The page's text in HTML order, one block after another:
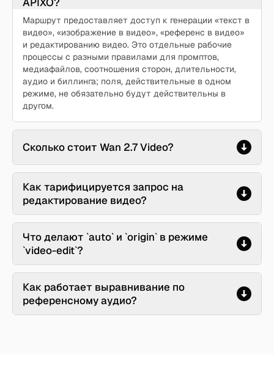
Маршрут предоставляет доступ к генерации «текст в
видео», «изображение в видео», «референс в видео»
и редактированию видео. Это отдельные рабочие
процессы с разными правилами для промптов,
медиафайлов, соотношения сторон, длительности,
аудио и биллинга; поля, действительные в одном
режиме, не обязательно будут действительны в
другом.
Сколько стоит Wan 2.7 Video?
Как тарифицируется запрос на
редактирование видео?
Что делают `auto` и `origin` в режиме
`video-edit`?
Как работает выравнивание по
референсному аудио?